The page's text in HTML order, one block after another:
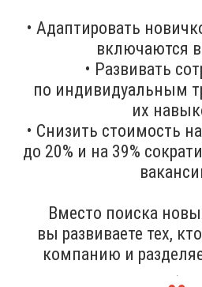
• Адаптировать
включаются в
• Развивать
по индивидуальным
их
• Снизить стоимость
до 20% и на 39%
Вместо поиска
вы развиваете тех,
компанию и
.